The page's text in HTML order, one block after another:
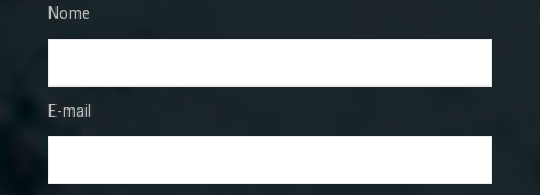
Nome
E-mail